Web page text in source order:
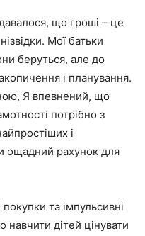
що гроші – це
Мої батьки
беруться, але до
і планування.
Я впевнений, що
потрібно з
і
ощадний рахунок для
та імпульсивні
дітей цінувати